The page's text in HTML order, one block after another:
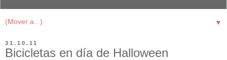
▼
31.10.11
Bicicletas en día de Halloween